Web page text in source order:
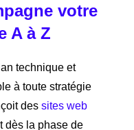
votre
A à Z
technique et
à toute stratégie
des sites web
dès la phase de